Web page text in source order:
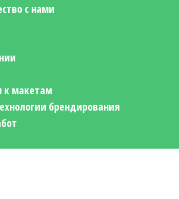
с нами
к макетам
брендирования